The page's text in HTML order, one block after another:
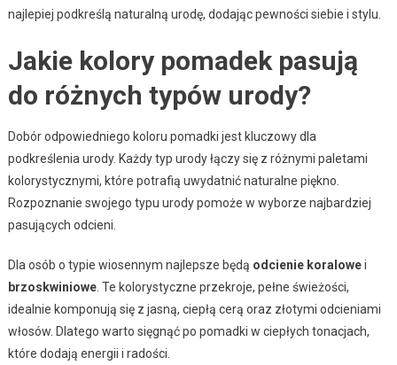
najlepiej podkreślą naturalną urodę, dodając pewności siebie i stylu.
Jakie kolory pomadek pasują
do różnych typów urody?
Dobór odpowiedniego koloru pomadki jest kluczowy dla
podkreślenia urody. Każdy typ urody łączy się z różnymi paletami
kolorystycznymi, które potrafią uwydatnić naturalne piękno.
Rozpoznanie swojego typu urody pomoże w wyborze najbardziej
pasujących odcieni.
Dla osób o typie wiosennym najlepsze będą odcienie koralowei
brzoskwiniowe. Te kolorystyczne przekroje, pełne świeżości,
idealnie komponują się z jasną, ciepłą cerą oraz złotymi odcieniami
włosów. Dlatego warto sięgnąć po pomadki w ciepłych tonacjach,
które dodają energii i radości.